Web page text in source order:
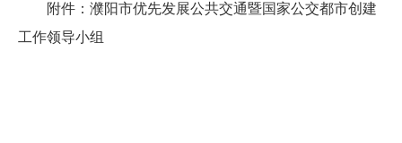
附件：濮阳市优先发展公共交通暨国家公交都市创建
工作领导小组